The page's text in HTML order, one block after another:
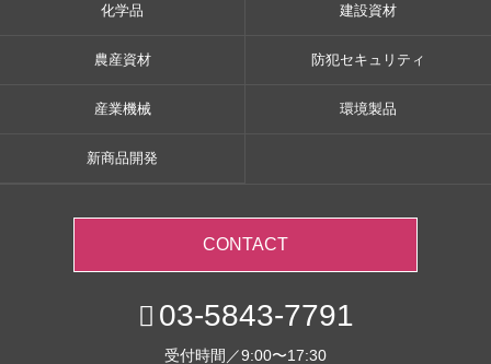
化学品 建設資材
農産資材 防犯セキュリティ
産業機械 環境製品
新商品開発
CONTACT
03-5843-7791
受付時間／9:00〜17:30